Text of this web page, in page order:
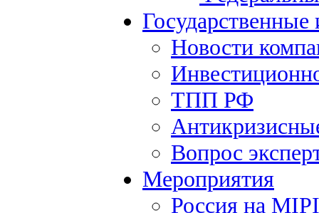
Новости
ТПП РФ
Вопрос
Мероприятия
Россия на